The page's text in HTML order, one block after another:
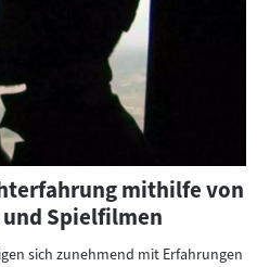
mithilfe von
Spielfilmen
sich zunehmend mit Erfahrungen